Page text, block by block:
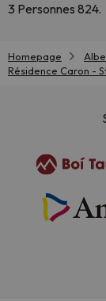
3 Personnes 824.
Homepage
Résidence Caron -